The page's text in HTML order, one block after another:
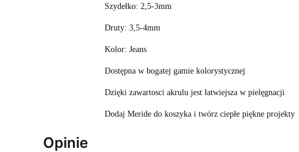
Szydełko: 2,5-3mm
Druty: 3,5-4mm
Kolor: Jeans
Dostępna w bogatej gamie kolorystycznej
Dzięki zawartosci akrulu jest łatwiejsza w pielęgnacji
Dodaj Meride do koszyka i twórz ciepłe piękne projekty
Opinie